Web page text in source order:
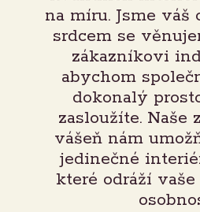
na míru. Jsme
srdcem se
zákazníkovi
abychom
dokonalý
zasloužíte. Naše
vášeň nám
jedinečné
které odráží